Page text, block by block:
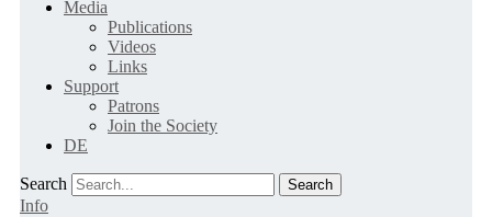
Media
Publications
Videos
Links
Support
Patrons
Join the Society
DE
Search
Info